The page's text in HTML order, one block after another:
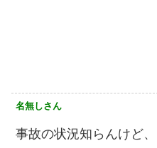
名無しさん
事故の状況知らんけど